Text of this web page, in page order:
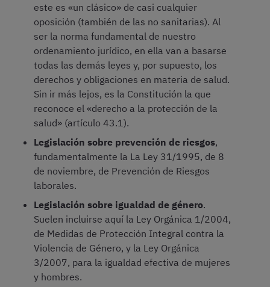
este es «un clásico» de casi cualquier
oposición (también de las no sanitarias). Al
ser la norma fundamental de nuestro
ordenamiento jurídico, en ella van a basarse
todas las demás leyes y, por supuesto, los
derechos y obligaciones en materia de salud.
Sin ir más lejos, es la Constitución la que
reconoce el «derecho a la protección de la
salud» (artículo 43.1).
Legislación sobre prevención de riesgos,
fundamentalmente la La Ley 31/1995, de 8
de noviembre, de Prevención de Riesgos
laborales.
Legislación sobre igualdad de género.
Suelen incluirse aquí la Ley Orgánica 1/2004,
de Medidas de Protección Integral contra la
Violencia de Género, y la Ley Orgánica
3/2007, para la igualdad efectiva de mujeres
y hombres.